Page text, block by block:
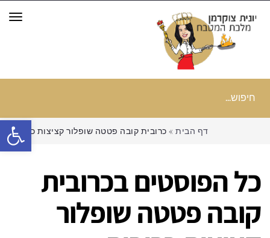
פתח
חיפוש
דף הבית » כרובית קובה פטטה שופלור קציצות כרובית
כל הפוסטים בכרובית
קובה פטטה שופלור